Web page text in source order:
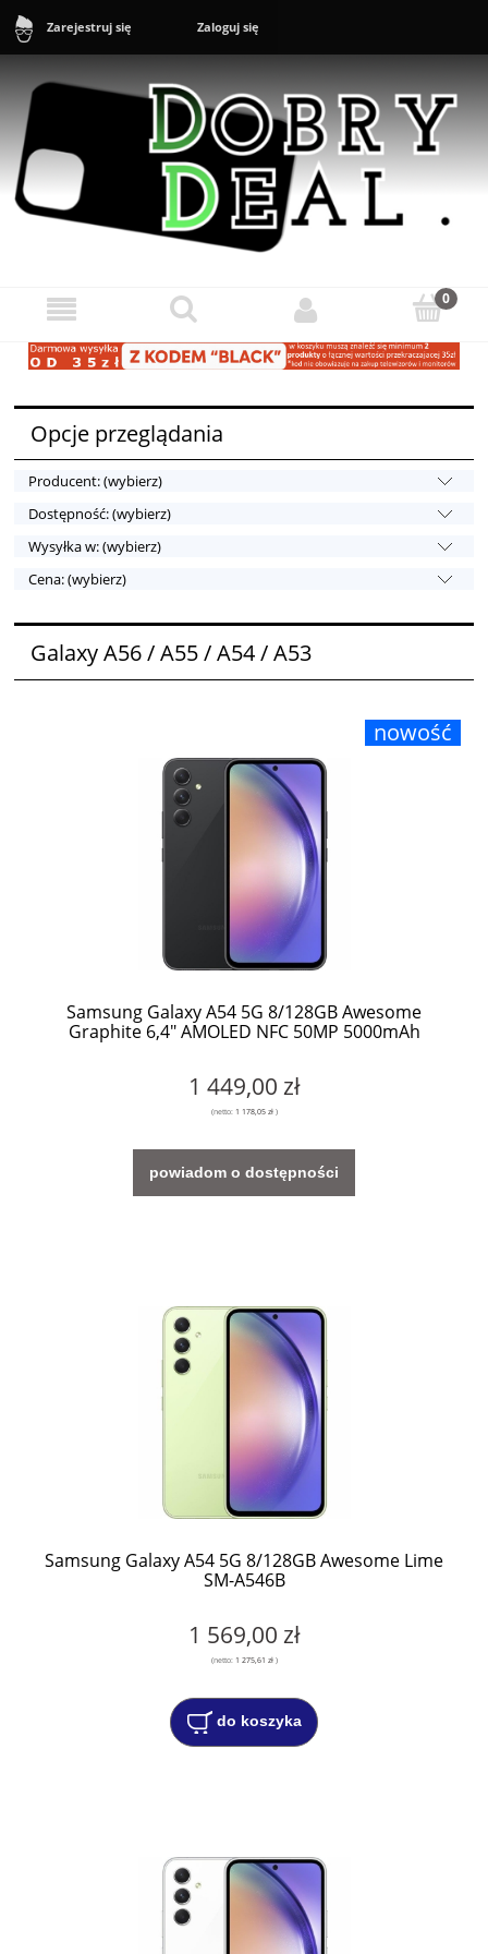
Zarejestruj się Zaloguj się
Sklep: +48 888 43 16 16 (10-20) Zgłoszenia reklamacyjne i zwroty:
+48 888 43 17 17 (11-17)
Opcje przeglądania
Producent: (wybierz)
Dostępność: (wybierz)
Wysyłka w: (wybierz)
Cena: (wybierz)
Galaxy A56 / A55 / A54 / A53
Samsung Galaxy A54 5G 8/128GB Awesome
Graphite 6,4" AMOLED NFC 50MP 5000mAh
1 449,00 zł
(netto: 1 178,05 zł)
powiadom o dostępności
nowość
Samsung Galaxy A54 5G 8/128GB Awesome Lime
SM-A546B
1 569,00 zł
(netto: 1 275,61 zł)
do koszyka